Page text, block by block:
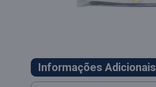
Informações Adicionais